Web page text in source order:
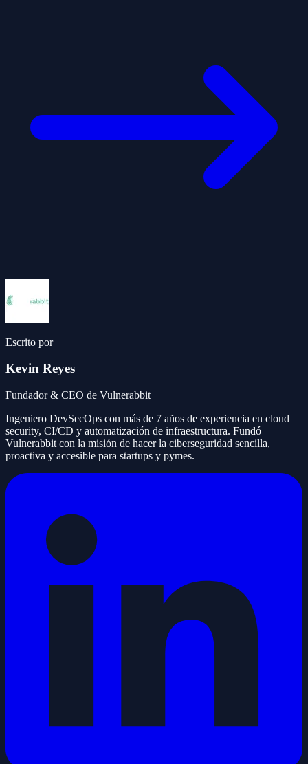
Escrito por
Kevin Reyes
Fundador & CEO de Vulnerabbit
Ingeniero DevSecOps con más de 7 años de experiencia en cloud
security, CI/CD y automatización de infraestructura. Fundó
Vulnerabbit con la misión de hacer la ciberseguridad sencilla,
proactiva y accesible para startups y pymes.